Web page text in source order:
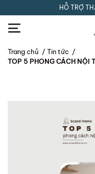
HỖ TRỢ
Trang chủ / Tin tức /
TOP 5 PHONG CÁCH NỘI